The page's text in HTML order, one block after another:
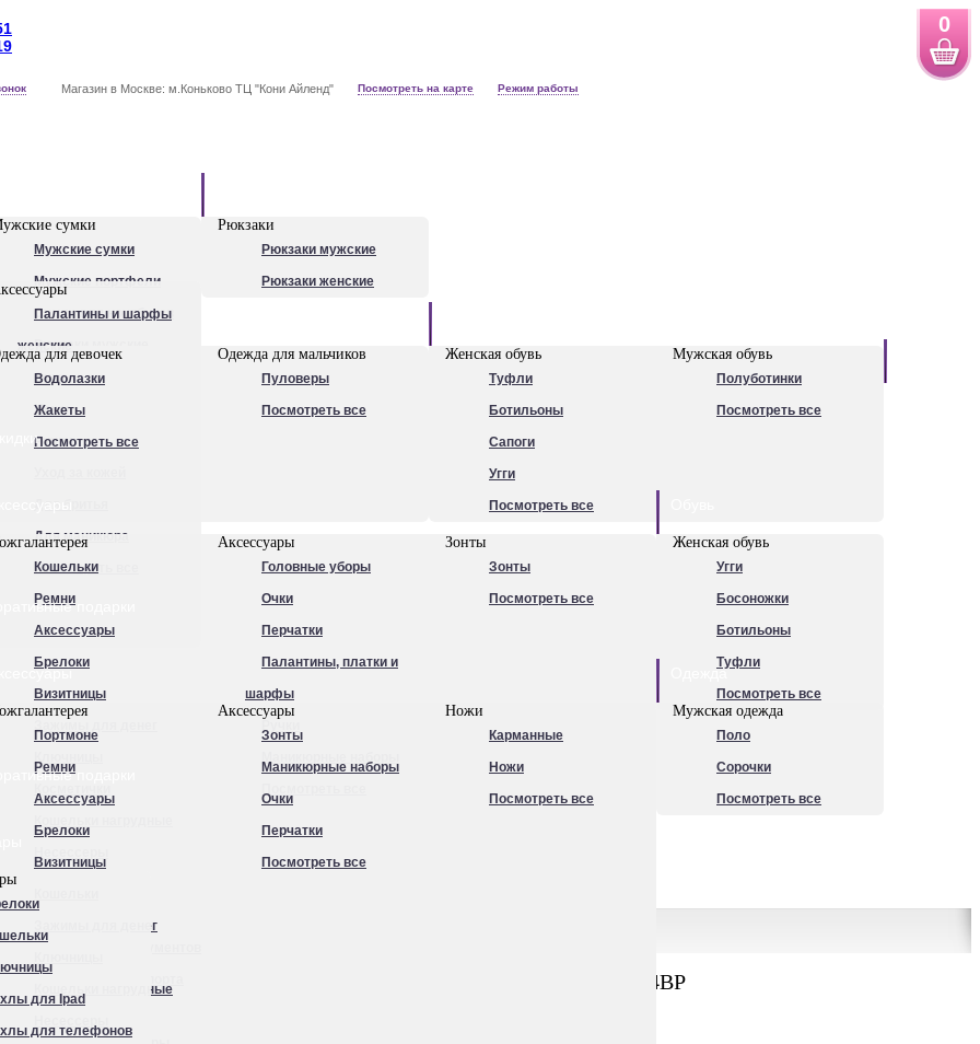
0
Магазин в Москве: м.Коньково ТЦ "Кони Айленд" Посмотреть на карте Режим работы
сумки
Мужские сумки
Мужские портфели
Сумки для ноутбуков
Рюкзаки мужские
Посмотреть все
Рюкзаки
Рюкзаки мужские
Рюкзаки женские
Палантины и шарфы
женские
Очки
Ножи
Ручки
Для маникюра
Посмотреть все
для девочек
Водолазки
Жакеты
Посмотреть все
Одежда для мальчиков
Пуловеры
Посмотреть все
Женская обувь
Туфли
Ботильоны
Сапоги
Угги
Посмотреть все
Мужская обувь
Полуботинки
Посмотреть все
Кошельки
Ремни
Аксессуары
Брелоки
Визитницы
Аксессуары
Головные уборы
Очки
Перчатки
Палантины, платки и
шарфы
Зонты
Зонты
Посмотреть все
Женская обувь
Угги
Босоножки
Ботильоны
Туфли
Посмотреть все
подарки
Портмоне
Ремни
Аксессуары
Брелоки
Визитницы
Зажимы для денег
Кошельки нагрудные
Аксессуары
Зонты
Маникюрные наборы
Очки
Перчатки
Посмотреть все
Ножи
Карманные
Ножи
Посмотреть все
Одежда
Мужская одежда
Поло
Сорочки
Посмотреть все
подарки
для Ipad
для телефонов
| GAMME CLASSIC». Цвет - черный.Упаковка Е PC0934BP